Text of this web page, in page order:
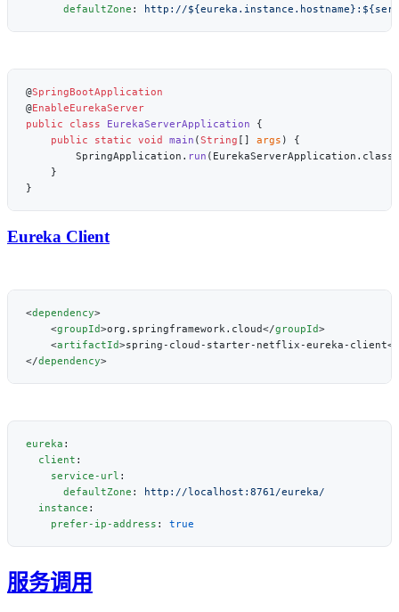
      defaultZone
:
@
@
public class EurekaServerApplication
    public
static void main (String [] args
        SpringApplication.
run
Eureka Client
<dependency
    <
groupId>org.springframework.cloud</groupId
    <
artifactId>spring-cloud-starter-netflix-eureka-client</
</dependency
eureka
  client
    service-url
      defaultZone
:
  instance
    prefer-ip-address
:
服务调用